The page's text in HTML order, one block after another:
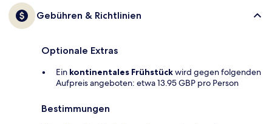
Gebühren & Richtlinien
Optionale Extras
Ein kontinentales Frühstückwird gegen folgenden
Aufpreis angeboten: etwa 13.95 GBP pro Person
Bestimmungen